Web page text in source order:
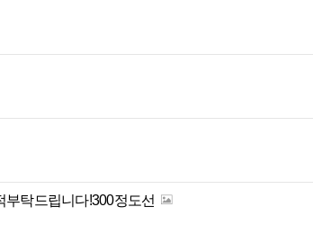
부탁드립니다!300정도선